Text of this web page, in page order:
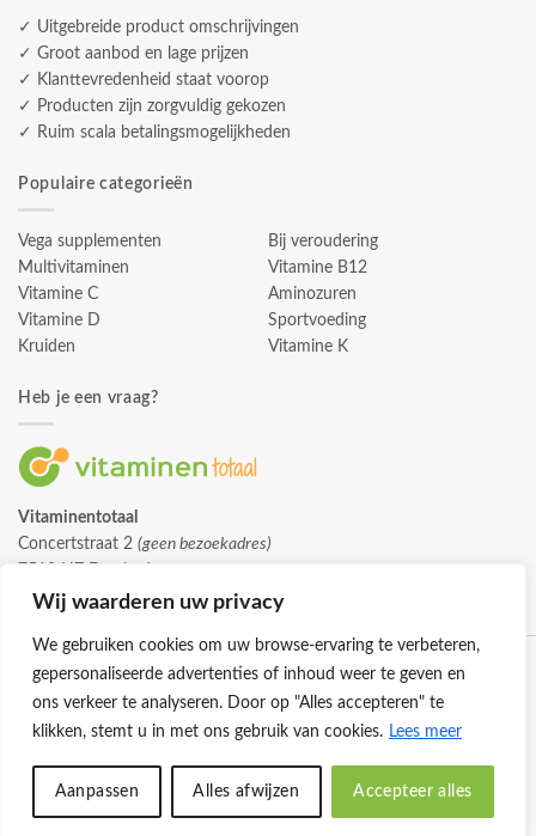
Wij waarderen uw privacy
We gebruiken cookies om uw browse-ervaring te verbeteren,
gepersonaliseerde advertenties of inhoud weer te geven en
ons verkeer te analyseren. Door op "Alles accepteren" te
klikken, stemt u in met ons gebruik van cookies. Lees meer
Aanpassen Alles afwijzen Accepteer alles
✓ Uitgebreide product omschrijvingen
✓ Groot aanbod en lage prijzen
✓ Klanttevredenheid staat voorop
✓ Producten zijn zorgvuldig gekozen
✓ Ruim scala betalingsmogelijkheden
Populaire categorieën
Vega supplementen
Multivitaminen
Vitamine C
Vitamine D
Kruiden
Bij veroudering
Vitamine B12
Aminozuren
Sportvoeding
Vitamine K
Heb je een vraag?
Vitaminentotaal
Concertstraat 2 (geen bezoekadres)
info@vitaminentotaal.nl
© 2026 -Vitaminentotaal.nl